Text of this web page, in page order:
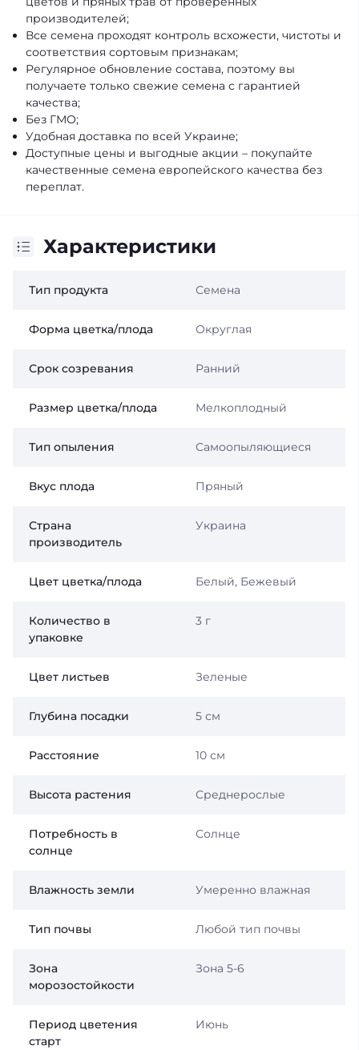
производителей;
Все семена проходят контроль всхожести, чистоты и
соответствия сортовым признакам;
Регулярное обновление состава, поэтому вы
получаете только свежие семена с гарантией
качества;
Без ГМО;
Удобная доставка по всей Украине;
Доступные цены и выгодные акции – покупайте
качественные семена европейского качества без
переплат.
Характеристики
Тип продукта Семена
Форма цветка/плода Округлая
Срок созревания Ранний
Размер цветка/плода Мелкоплодный
Тип опыления Самоопыляющиеся
Вкус плода Пряный
Страна
производитель
Украина
Цвет цветка/плода Белый, Бежевый
Количество в
упаковке
3 г
Цвет листьев Зеленые
Глубина посадки 5 см
Расстояние 10 см
Высота растения Среднерослые
Потребность в
солнце
Солнце
Влажность земли Умеренно влажная
Тип почвы Любой тип почвы
Зона
морозостойкости
Зона 5-6
Период цветения
старт
Июнь